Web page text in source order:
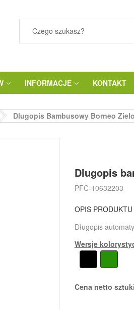
INFORMACJE KONTAKT
Dlugopis Bambusowy Borneo
Dlugopis
PFC-10632203
OPIS PRODUKTU
Długopis
Wersje
Cena netto